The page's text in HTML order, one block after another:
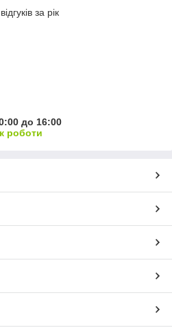
за рік
до 16:00
роботи